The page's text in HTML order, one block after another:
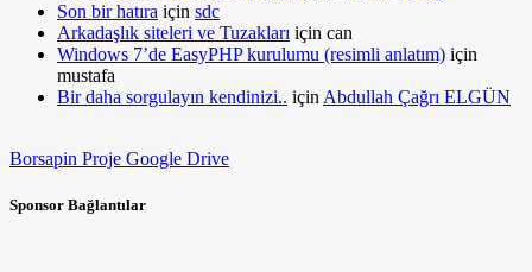
Son bir hatıra için sdc
Arkadaşlık siteleri ve Tuzakları için can
Windows 7’de EasyPHP kurulumu (resimli anlatım) için
mustafa
Bir daha sorgulayın kendinizi.. için Abdullah Çağrı ELGÜN
Borsapin Proje Google Drive
Sponsor Bağlantılar